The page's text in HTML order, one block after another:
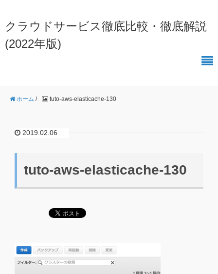
クラウドサービス徹底比較・徹底解説
(2022年版)
ホーム / tuto-aws-elasticache-130
2019.02.06
tuto-aws-elasticache-130